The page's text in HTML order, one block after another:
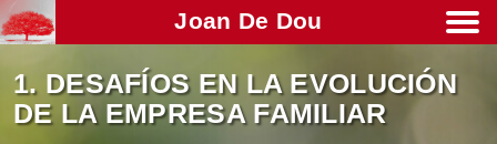
Joan De Dou
1. DESAFÍOS EN LA EVOLUCIÓN
DE LA EMPRESA FAMILIAR